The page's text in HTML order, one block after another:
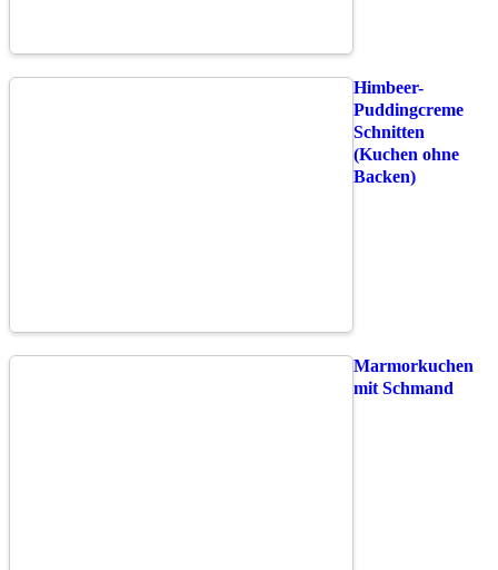
Himbeer-
Puddingcreme
Schnitten
(Kuchen ohne
Backen)
Marmorkuchen
mit Schmand